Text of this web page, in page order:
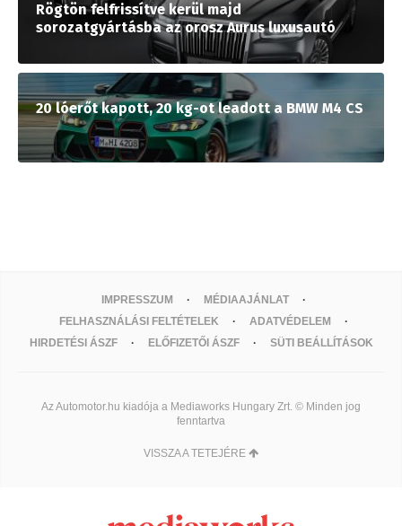
Rögtön felfrissítve kerül majd
sorozatgyártásba az orosz Aurus luxusautó
20 lóerőt kapott, 20 kg-ot leadott a BMW M4 CS
IMPRESSZUM
MÉDIAAJÁNLAT
FELHASZNÁLÁSI FELTÉTELEK
ADATVÉDELEM
HIRDETÉSI ÁSZF
ELŐFIZETŐI ÁSZF SÜTI BEÁLLÍTÁSOK
Az Automotor.hu kiadója a Mediaworks Hungary Zrt. © Minden jog
fenntartva
VISSZA A TETEJÉRE